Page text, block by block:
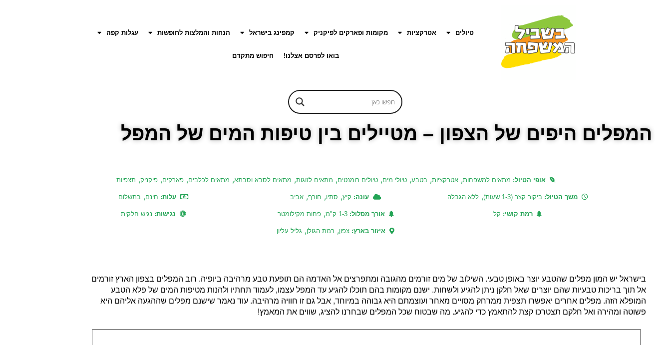
טיולים אטרקציות מקומות ופארקים לפיקניק קמפינג בישראל הנחות והמלצות לחופשות עגלות קפה
בואו לפרסם אצלנו! חיפוש מתקדם
המפלים היפים של הצפון – מטיילים בין טיפות המים של המפל
אופי הטיול: מתאים למשפחות, אטרקציות, בטבע, טיולי מים, טיולים רומנטים, מתאים לזוגות, מתאים לסבא וסבתא, מתאים לכלבים, פארקים, פיקניק, תצפיות
משך הטיול:ביקור קצר (1-3 שעות) , ללא הגבלה עונה: קיץ, סתיו, חורף, אביב עלות: חינם, בתשלום
רמת קושי: קל אורך מסלול:1-3 ק"מ , פחות מקילומטר נגישות: נגיש חלקית
איזור בארץ: צפון, רמת הגולן, גליל עליון
בישראל יש המון מפלים שהטבע יוצר באופן טבעי. השילוב של מים זורמים מהגובה ומתפרצים אל האדמה הם תופעת טבע מרהיבה ביופיה. רוב המפלים בצפון הארץ זורמים
אל תוך בריכות טבעיות שהם יוצרים שאל חלקן ניתן להגיע ולשחות. ישנם מקומות בהם תוכלו להגיע עד המפל עצמו, לעמוד תחתיו ולהנות מטיפות המים של פלא הטבע
המופלא הזה. מפלים אחרים יאפשרו תצפית ממרחק מסויים מאחר ועוצמתם היא גבוהה במיוחד, אבל גם זו חוויה מרהיבה. עוד נאמר שישנם מפלים שההגעה אליהם היא
פשוטה ומהירה ואל חלקם תצטרכו קצת להתאמץ כדי להגיע. מה שבטוח שכל המפלים שבחרנו להציג, שווים את המאמץ!